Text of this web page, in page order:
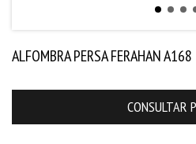
ALFOMBRA PERSA FERAHAN A168